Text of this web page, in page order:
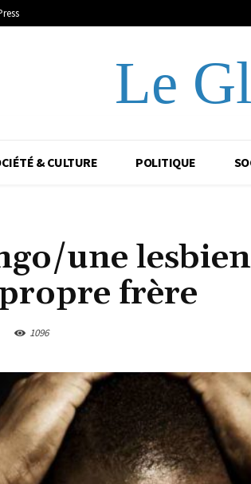
Le
& CULTURE POLITIQUE
une
frère
1096